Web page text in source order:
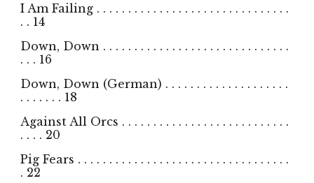
I Am Failing . . . . . . . . . . . . . . . . . . . . . . . . . . . . . . .
. . 14
Down, Down . . . . . . . . . . . . . . . . . . . . . . . . . . . . . .
. . . 16
Down, Down (German) . . . . . . . . . . . . . . . . . . . .
. . . . . . . 18
Against All Orcs . . . . . . . . . . . . . . . . . . . . . . . . . . .
. . . . 20
Pig Fears . . . . . . . . . . . . . . . . . . . . . . . . . . . . . . . . . .
. 22